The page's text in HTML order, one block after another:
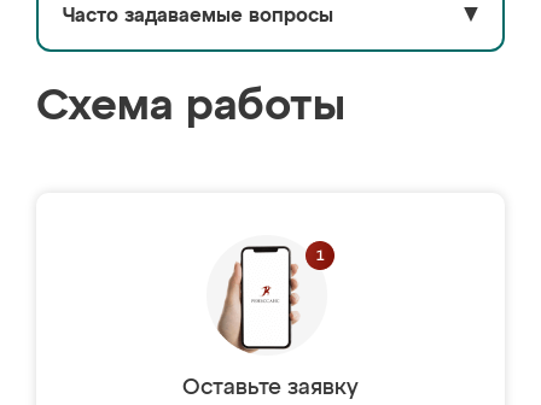
Часто задаваемые вопросы ▼
Схема работы
Оставьте заявку